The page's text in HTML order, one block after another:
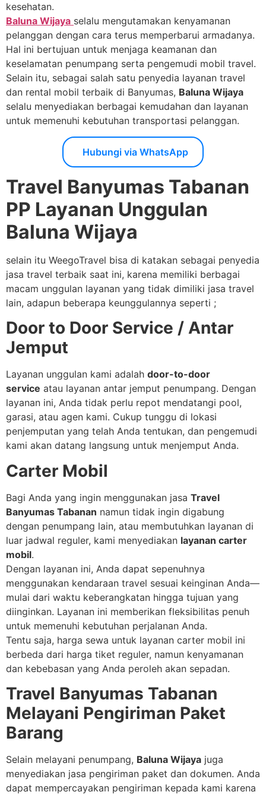
kesehatan.
Baluna Wijaya selalu mengutamakan kenyamanan
pelanggan dengan cara terus memperbarui armadanya.
Hal ini bertujuan untuk menjaga keamanan dan
keselamatan penumpang serta pengemudi mobil travel.
Selain itu, sebagai salah satu penyedia layanan travel
dan rental mobil terbaik di Banyumas, Baluna Wijaya
selalu menyediakan berbagai kemudahan dan layanan
untuk memenuhi kebutuhan transportasi pelanggan.
Hubungi via WhatsApp
Travel Banyumas Tabanan
PP Layanan Unggulan
Baluna Wijaya
selain itu WeegoTravel bisa di katakan sebagai penyedia
jasa travel terbaik saat ini, karena memiliki berbagai
macam unggulan layanan yang tidak dimiliki jasa travel
lain, adapun beberapa keunggulannya seperti ;
Door to Door Service / Antar
Jemput
Layanan unggulan kami adalah door-to-door
service atau layanan antar jemput penumpang. Dengan
layanan ini, Anda tidak perlu repot mendatangi pool,
garasi, atau agen kami. Cukup tunggu di lokasi
penjemputan yang telah Anda tentukan, dan pengemudi
kami akan datang langsung untuk menjemput Anda.
Carter Mobil
Bagi Anda yang ingin menggunakan jasa Travel
Banyumas Tabanan namun tidak ingin digabung
dengan penumpang lain, atau membutuhkan layanan di
luar jadwal reguler, kami menyediakan layanan carter
mobil.
Dengan layanan ini, Anda dapat sepenuhnya
menggunakan kendaraan travel sesuai keinginan Anda—
mulai dari waktu keberangkatan hingga tujuan yang
diinginkan. Layanan ini memberikan fleksibilitas penuh
untuk memenuhi kebutuhan perjalanan Anda.
Tentu saja, harga sewa untuk layanan carter mobil ini
berbeda dari harga tiket reguler, namun kenyamanan
dan kebebasan yang Anda peroleh akan sepadan.
Travel Banyumas Tabanan
Melayani Pengiriman Paket
Barang
Selain melayani penumpang, Baluna Wijaya juga
menyediakan jasa pengiriman paket dan dokumen. Anda
dapat mempercayakan pengiriman kepada kami karena